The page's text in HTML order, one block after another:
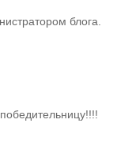
блога.